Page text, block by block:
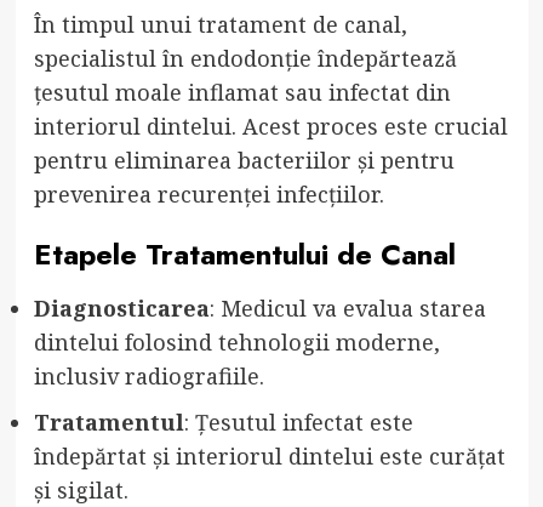
În timpul unui tratament de canal,
specialistul în endodonție îndepărtează
țesutul moale inflamat sau infectat din
interiorul dintelui. Acest proces este crucial
pentru eliminarea bacteriilor și pentru
prevenirea recurenței infecțiilor.
Etapele Tratamentului de Canal
Diagnosticarea: Medicul va evalua starea
dintelui folosind tehnologii moderne,
inclusiv radiografiile.
Tratamentul: Țesutul infectat este
îndepărtat și interiorul dintelui este curățat
și sigilat.